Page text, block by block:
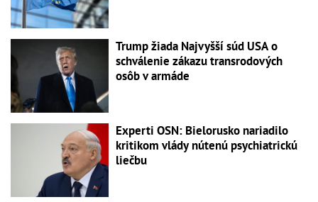
Trump žiada Najvyšší súd USA o
schválenie zákazu transrodových
osôb v armáde
Experti OSN: Bielorusko nariadilo
kritikom vlády nútenú psychiatrickú
liečbu